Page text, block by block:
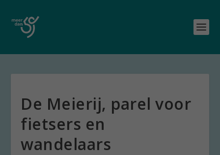
De Meierij, parel voor
fietsers en
wandelaars